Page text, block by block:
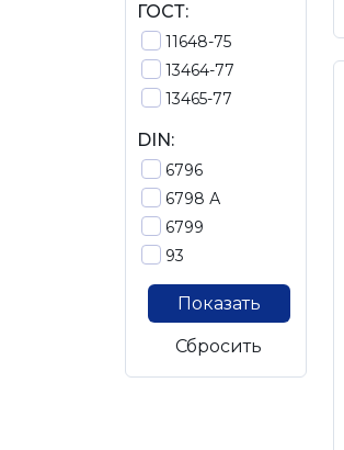
ГОСТ:
11648-75
13464-77
13465-77
DIN:
6796
6798 А
6799
93
Показать
Сбросить